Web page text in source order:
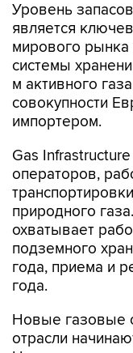
Уровень
является
мирового
системы
м активного
совокупности
импортером.
Gas
операторов,
природного
охватывает
подземного
года, приема и
года.
Новые газовые
отрасли